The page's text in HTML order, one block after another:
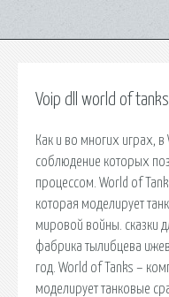
Voip dll world of tanks
Как и во многих играх,
соблюдение которых
процессом. World of
которая моделирует
мировой войны. сказки
фабрика тылибцева
год. World of Tanks –
моделирует танковые